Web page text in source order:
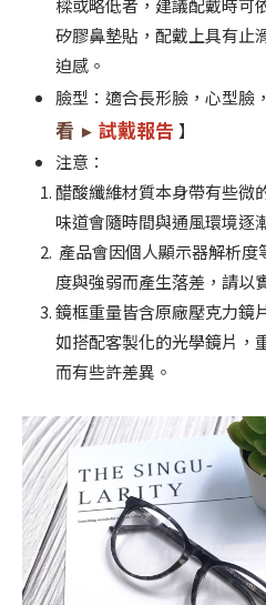
矽膠鼻墊貼，配戴上具有止
迫感。
臉型：適合長形臉，心型臉
看 ► 試戴報告 】
注意：
醋酸纖維材質本身帶有些微
味道會隨時間與通風環境逐
產品會因個人顯示器解析
度與強弱而產生落差，請以
鏡框重量皆含原廠壓克力鏡
如搭配客製化的光學鏡片，
而有些許差異。